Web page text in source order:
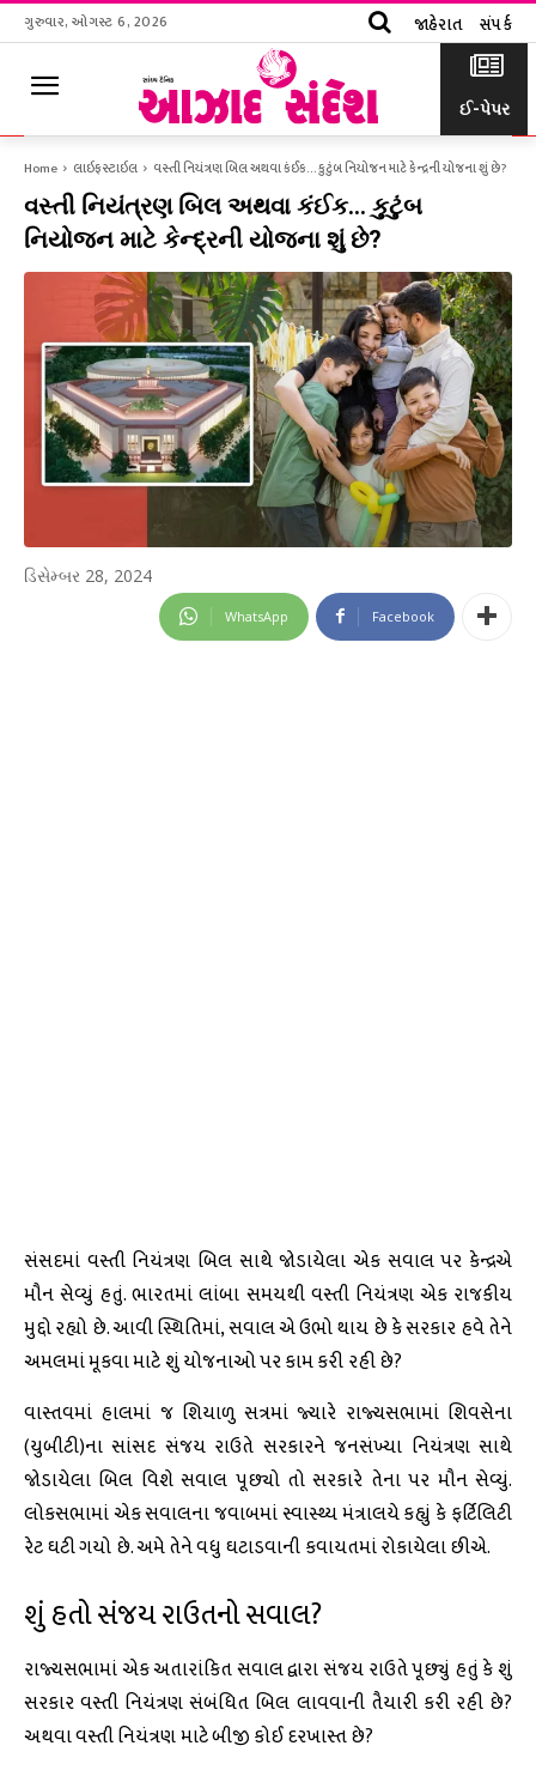
ગુરુવાર, ઓગસ્ટ 6, 2026 જાહેરાત સંપર્ક
ઈ-પેપર
Home લાઇફસ્ટાઇલ વસ્તી નિયંત્રણ બિલ અથવા કંઈક... કુટુંબ નિયોજન માટે કેન્દ્રની યોજના શું છે?
વસ્તી નિયંત્રણ બિલ અથવા કંઈક… કુટુંબ
નિયોજન માટે કેન્દ્રની યોજના શું છે?
ડિસેમ્બર 28, 2024
WhatsApp Facebook
સંસદમાં વસ્તી નિયંત્રણ બિલ સાથે જોડાયેલા એક સવાલ પર કેન્દ્રએ
મૌન સેવ્યું હતું. ભારતમાં લાંબા સમયથી વસ્તી નિયંત્રણ એક રાજકીય
મુદ્દો રહ્યો છે. આવી સ્થિતિમાં, સવાલ એ ઉભો થાય છે કે સરકાર હવે તેને
અમલમાં મૂકવા માટે શું યોજનાઓ પર કામ કરી રહી છે?
વાસ્તવમાં હાલમાં જ શિયાળુ સત્રમાં જ્યારે રાજ્યસભામાં શિવસેના
(યુબીટી)ના સાંસદ સંજય રાઉતે સરકારને જનસંખ્યા નિયંત્રણ સાથે
જોડાયેલા બિલ વિશે સવાલ પૂછ્યો તો સરકારે તેના પર મૌન સેવ્યું.
લોકસભામાં એક સવાલના જવાબમાં સ્વાસ્થ્ય મંત્રાલયે કહ્યું કે ફર્ટિલિટી
રેટ ઘટી ગયો છે. અમે તેને વધુ ઘટાડવાની કવાયતમાં રોકાયેલા છીએ.
શું હતો સંજય રાઉતનો સવાલ?
રાજ્યસભામાં એક અતારાંકિત સવાલ દ્વારા સંજય રાઉતે પૂછ્યું હતું કે શું
સરકાર વસ્તી નિયંત્રણ સંબંધિત બિલ લાવવાની તૈયારી કરી રહી છે?
અથવા વસ્તી નિયંત્રણ માટે બીજી કોઈ દરખાસ્ત છે?